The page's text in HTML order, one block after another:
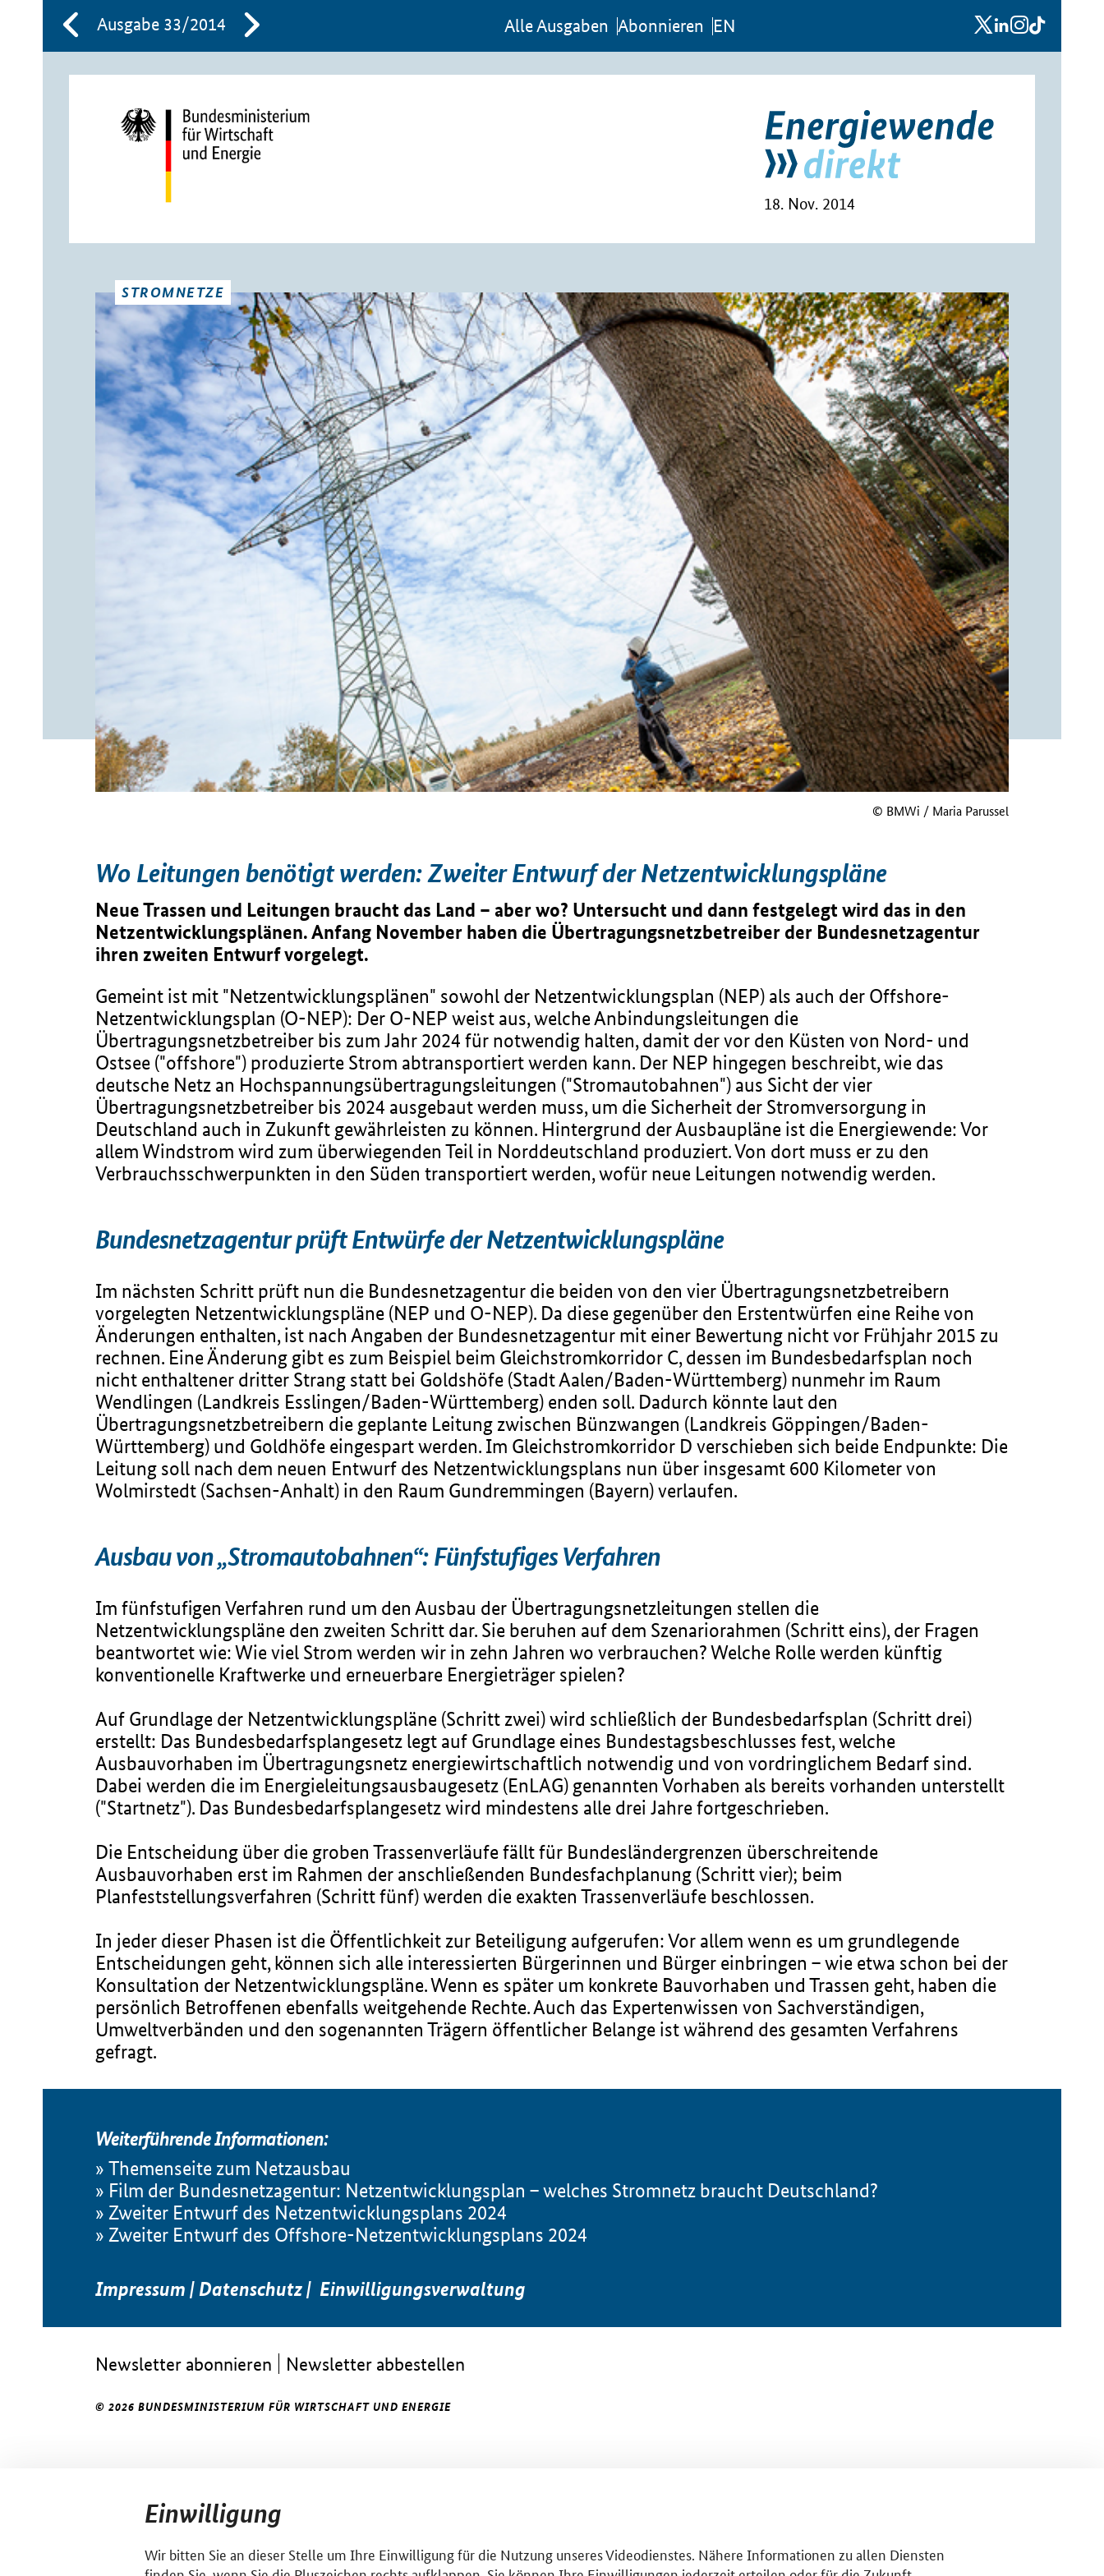
Ausgabe 33/2014 Al­le Aus­ga­ben Abon­nie­ren EN x linkedin
instagram
18. Nov. 2014
STROMNETZE
© BMWi / Maria Parussel
Wo Leitungen benötigt werden: Zweiter Entwurf der Netzentwicklungspläne
Neue Trassen und Leitungen braucht das Land – aber wo? Untersucht und dann festgelegt wird das in den
Netzentwicklungsplänen. Anfang November haben die Übertragungsnetzbetreiber der Bundesnetzagentur
ihren zweiten Entwurf vorgelegt.
Gemeint ist mit "Netzentwicklungsplänen" sowohl der Netzentwicklungsplan (NEP) als auch der Offshore-
Netzentwicklungsplan (O-NEP): Der O-NEP weist aus, welche Anbindungsleitungen die
Übertragungsnetzbetreiber bis zum Jahr 2024 für notwendig halten, damit der vor den Küsten von Nord- und
Ostsee ("offshore") produzierte Strom abtransportiert werden kann. Der NEP hingegen beschreibt, wie das
deutsche Netz an Hochspannungsübertragungsleitungen ("Stromautobahnen") aus Sicht der vier
Übertragungsnetzbetreiber bis 2024 ausgebaut werden muss, um die Sicherheit der Stromversorgung in
Deutschland auch in Zukunft gewährleisten zu können. Hintergrund der Ausbaupläne ist die Energiewende: Vor
allem Windstrom wird zum überwiegenden Teil in Norddeutschland produziert. Von dort muss er zu den
Verbrauchsschwerpunkten in den Süden transportiert werden, wofür neue Leitungen notwendig werden.
Bundesnetzagentur prüft Entwürfe der Netzentwicklungspläne
Im nächsten Schritt prüft nun die Bundesnetzagentur die beiden von den vier Übertragungsnetzbetreibern
vorgelegten Netzentwicklungspläne (NEP und O-NEP). Da diese gegenüber den Erstentwürfen eine Reihe von
Änderungen enthalten, ist nach Angaben der Bundesnetzagentur mit einer Bewertung nicht vor Frühjahr 2015 zu
rechnen. Eine Änderung gibt es zum Beispiel beim Gleichstromkorridor C, dessen im Bundesbedarfsplan noch
nicht enthaltener dritter Strang statt bei Goldshöfe (Stadt Aalen/Baden-Württemberg) nunmehr im Raum
Wendlingen (Landkreis Esslingen/Baden-Württemberg) enden soll. Dadurch könnte laut den
Übertragungsnetzbetreibern die geplante Leitung zwischen Bünzwangen (Landkreis Göppingen/Baden-
Württemberg) und Goldhöfe eingespart werden. Im Gleichstromkorridor D verschieben sich beide Endpunkte: Die
Leitung soll nach dem neuen Entwurf des Netzentwicklungsplans nun über insgesamt 600 Kilometer von
Wolmirstedt (Sachsen-Anhalt) in den Raum Gundremmingen (Bayern) verlaufen.
Ausbau von „Stromautobahnen“: Fünfstufiges Verfahren
Im fünfstufigen Verfahren rund um den Ausbau der Übertragungsnetzleitungen stellen die
Netzentwicklungspläne den zweiten Schritt dar. Sie beruhen auf dem Szenariorahmen (Schritt eins), der Fragen
beantwortet wie: Wie viel Strom werden wir in zehn Jahren wo verbrauchen? Welche Rolle werden künftig
konventionelle Kraftwerke und erneuerbare Energieträger spielen?
Auf Grundlage der Netzentwicklungspläne (Schritt zwei) wird schließlich der Bundesbedarfsplan (Schritt drei)
erstellt: Das Bundesbedarfsplangesetz legt auf Grundlage eines Bundestagsbeschlusses fest, welche
Ausbauvorhaben im Übertragungsnetz energiewirtschaftlich notwendig und von vordringlichem Bedarf sind.
Dabei werden die im Energieleitungsausbaugesetz (EnLAG) genannten Vorhaben als bereits vorhanden unterstellt
("Startnetz"). Das Bundesbedarfsplangesetz wird mindestens alle drei Jahre fortgeschrieben.
Die Entscheidung über die groben Trassenverläufe fällt für Bundesländergrenzen überschreitende
Ausbauvorhaben erst im Rahmen der anschließenden Bundesfachplanung (Schritt vier); beim
Planfeststellungsverfahren (Schritt fünf) werden die exakten Trassenverläufe beschlossen.
In jeder dieser Phasen ist die Öffentlichkeit zur Beteiligung aufgerufen: Vor allem wenn es um grundlegende
Entscheidungen geht, können sich alle interessierten Bürgerinnen und Bürger einbringen – wie etwa schon bei der
Konsultation der Netzentwicklungspläne. Wenn es später um konkrete Bauvorhaben und Trassen geht, haben die
persönlich Betroffenen ebenfalls weitgehende Rechte. Auch das Expertenwissen von Sachverständigen,
Umweltverbänden und den sogenannten Trägern öffentlicher Belange ist während des gesamten Verfahrens
gefragt.
Weiterführende Informationen:
Themenseite zum Netzausbau
Film der Bundesnetzagentur: Netzentwicklungsplan – welches Stromnetz braucht Deutschland?
Zweiter Entwurf des Netzentwicklungsplans 2024
Zweiter Entwurf des Offshore-Netzentwicklungsplans 2024
Impressum |Datenschutz| Einwilligungsverwaltung
Newsletter abonnieren Newsletter abbestellen
© 2026 BUNDESMINISTERIUM FÜR WIRTSCHAFT UND ENERGIE
Einwilligung
Wir bitten Sie an dieser Stelle um Ihre Einwilligung für die Nutzung unseres Videodienstes. Nähere Informationen zu allen Diensten